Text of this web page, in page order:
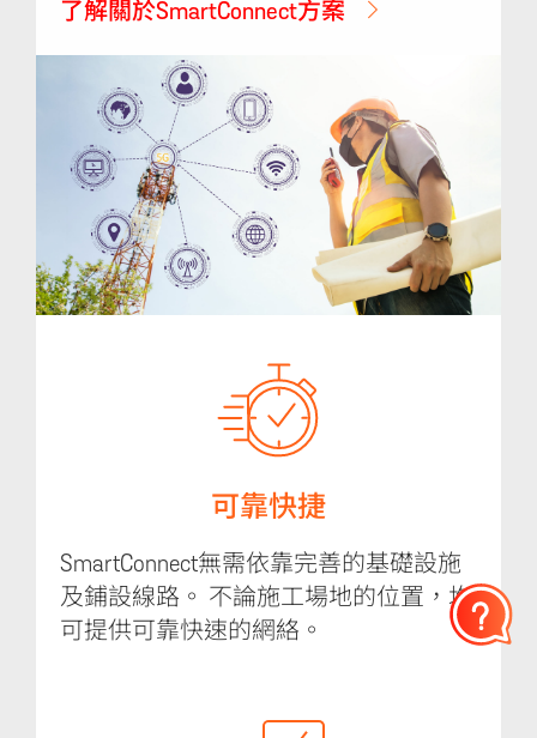
了解關於SmartConnect方案
可靠快捷
SmartConnect無需依靠完善的基礎設施
及鋪設線路。 不論施工場地的位置，均
可提供可靠快速的網絡。